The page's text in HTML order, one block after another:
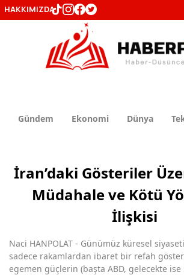
Gündem Ekonomi Dünya
İran’daki Gösteriler
Müdahale ve Kötü
İlişkisi
Naci HANPOLAT - Günümüz küresel
sadece rakamlardan ibaret bir refah
egemen güçlerin (başta ABD, gelecekte
HAKKIMIZDA